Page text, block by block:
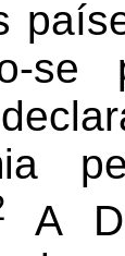
se
A